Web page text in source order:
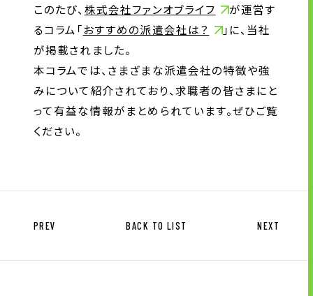
トップメッセージ
企業理念
会社概要・沿革
拠点一覧
CSR情報
電子公告
グループ企業リンク
このたび、 株式会社ファンオブライフ
が運営す
るコラム「おすすめの派遣会社は？
」に、当社
が掲載されました。
本コラムでは、さまざまな派遣会社の特徴や強
みについて紹介されており、求職者の皆さまにと
って有益な情報がまとめられています。ぜひご覧
ください。
PREV BACK TO LIST NEXT